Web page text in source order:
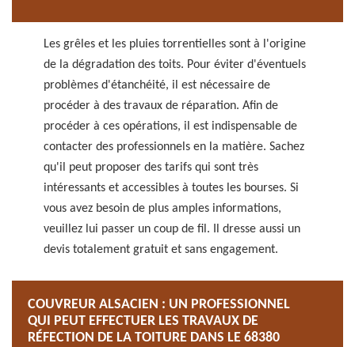
Les grêles et les pluies torrentielles sont à l'origine
de la dégradation des toits. Pour éviter d'éventuels
problèmes d'étanchéité, il est nécessaire de
procéder à des travaux de réparation. Afin de
procéder à ces opérations, il est indispensable de
contacter des professionnels en la matière. Sachez
qu'il peut proposer des tarifs qui sont très
intéressants et accessibles à toutes les bourses. Si
vous avez besoin de plus amples informations,
veuillez lui passer un coup de fil. Il dresse aussi un
devis totalement gratuit et sans engagement.
COUVREUR ALSACIEN : UN PROFESSIONNEL
QUI PEUT EFFECTUER LES TRAVAUX DE
RÉFECTION DE LA TOITURE DANS LE 68380